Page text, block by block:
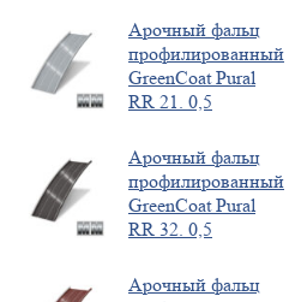
Арочный фальц
профилированный
GreenCoat Pural
RR 21. 0,5
Арочный фальц
профилированный
GreenCoat Pural
RR 32. 0,5
Арочный фальц